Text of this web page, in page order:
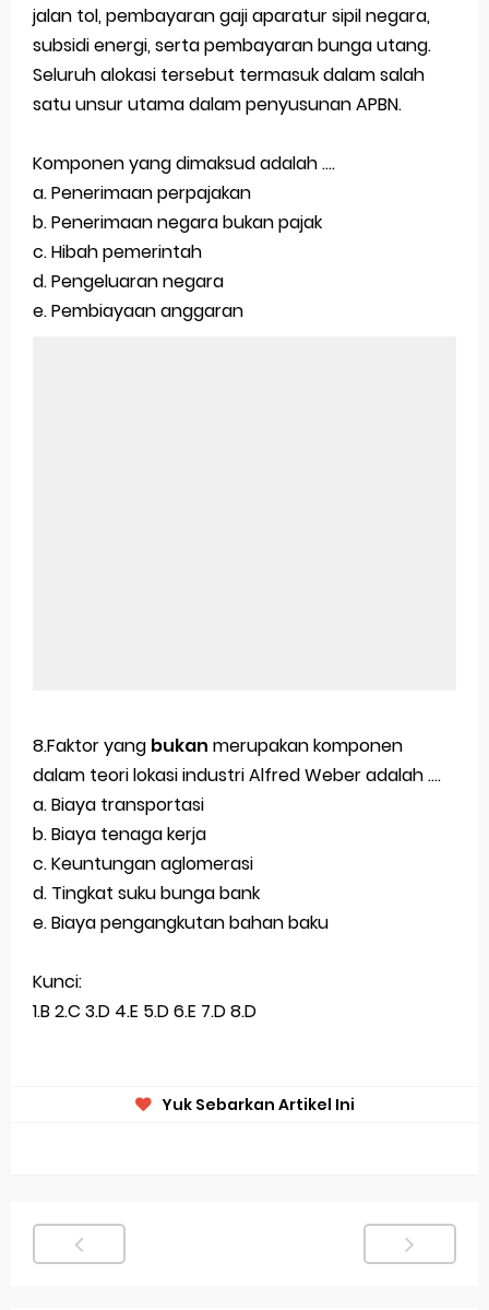
jalan tol, pembayaran gaji aparatur sipil negara,
subsidi energi, serta pembayaran bunga utang.
Seluruh alokasi tersebut termasuk dalam salah
satu unsur utama dalam penyusunan APBN.
Komponen yang dimaksud adalah ....
a. Penerimaan perpajakan
b. Penerimaan negara bukan pajak
c. Hibah pemerintah
d. Pengeluaran negara
e. Pembiayaan anggaran
8.Faktor yang bukan merupakan komponen
dalam teori lokasi industri Alfred Weber adalah ....
a. Biaya transportasi
b. Biaya tenaga kerja
c. Keuntungan aglomerasi
d. Tingkat suku bunga bank
e. Biaya pengangkutan bahan baku
Kunci:
1.B 2.C 3.D 4.E 5.D 6.E 7.D 8.D
Yuk Sebarkan Artikel Ini